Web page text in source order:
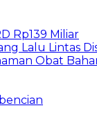
Rp139 Miliar
Lalu Lintas
Obat